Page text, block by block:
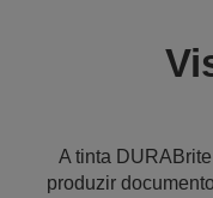
A tinta
produzir